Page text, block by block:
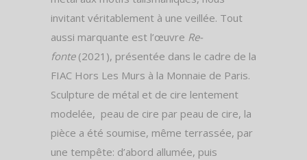
invitant véritablement à une veillée. Tout
aussi marquante est l’œuvre Re-
fonte(2021), présentée dans le cadre de la
FIAC Hors Les Murs à la Monnaie de Paris.
Sculpture de métal et de cire lentement
modelée, peau de cire par peau de cire, la
pièce a été soumise, même terrassée, par
une tempête: d’abord allumée, puis